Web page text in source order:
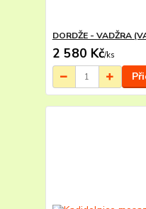
DORDŽE - VADŽRA
2 580 Kč/ks